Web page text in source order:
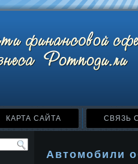
КАРТА САЙТА СВЯЗЬ
Автомобили